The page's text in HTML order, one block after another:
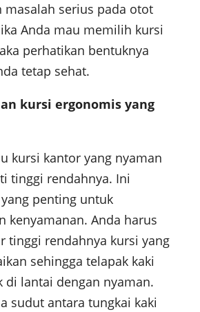
masalah serius pada otot
Anda mau memilih kursi
perhatikan bentuknya
tetap sehat.
kursi ergonomis yang
kursi kantor yang nyaman
tinggi rendahnya. Ini
penting untuk
kenyamanan. Anda harus
tinggi rendahnya kursi yang
sehingga telapak kaki
di lantai dengan nyaman.
sudut antara tungkai kaki